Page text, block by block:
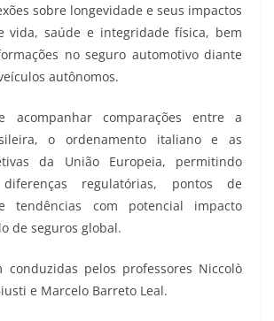
sobre longevidade e seus impactos
vida, saúde e integridade física, bem
no seguro automotivo diante
autônomos.
acompanhar comparações entre a
o ordenamento italiano e as
da União Europeia, permitindo
diferenças regulatórias, pontos de
tendências com potencial impacto
de seguros global.
conduzidas pelos professores Niccolò
e Marcelo Barreto Leal.